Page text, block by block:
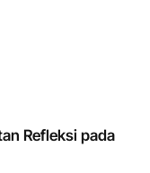
Refleksi pada